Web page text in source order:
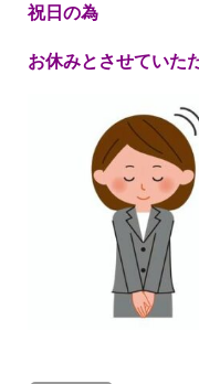
祝日の為
お休みとさせていた